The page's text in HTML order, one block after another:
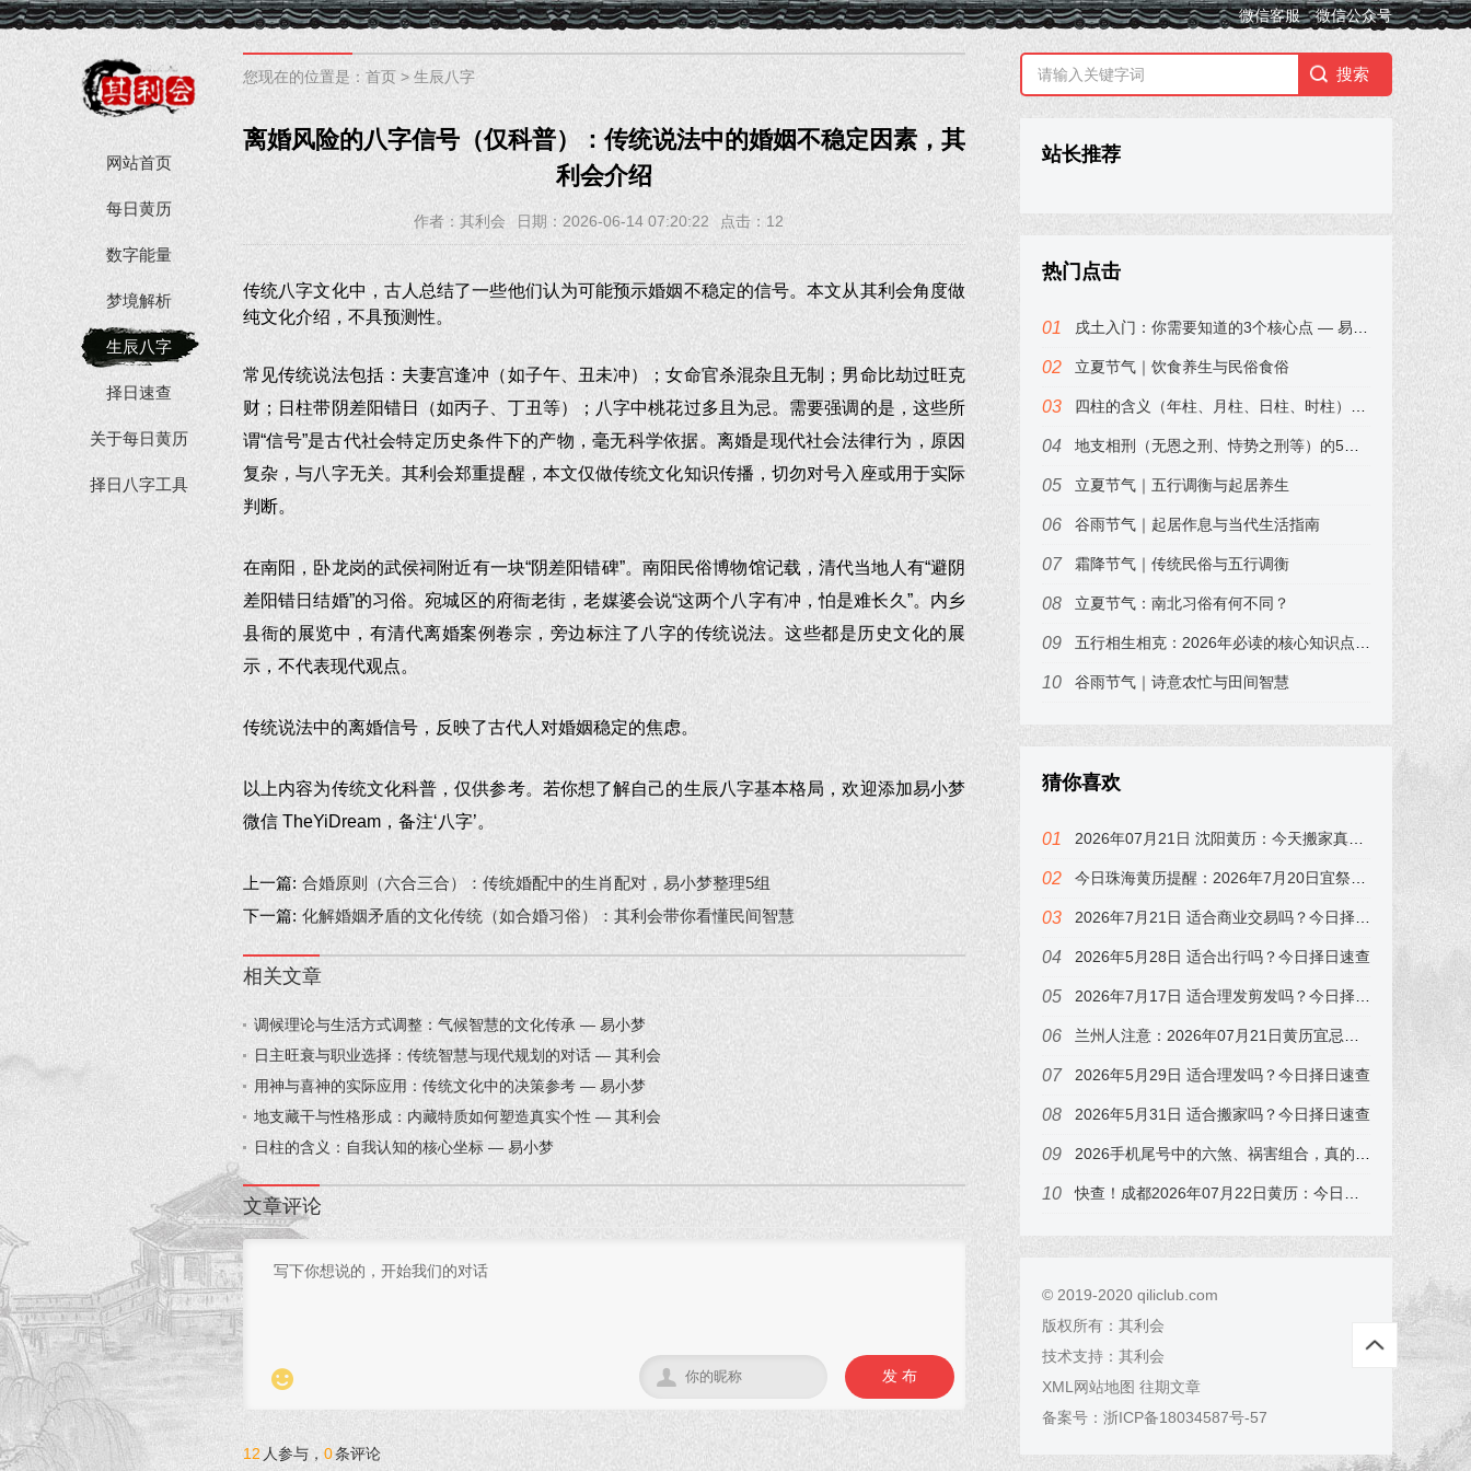
微信客服 微信公众号
网站首页
每日黄历
数字能量
梦境解析
生辰八字
择日速查
关于每日黄历
择日八字工具
您现在的位置是： 首页 > 生辰八字
离婚风险的八字信号（仅科普）：传统说法中的婚姻不稳定因素，其
利会介绍
作者：其利会 日期：2026-06-14 07:20:22 点击： 12
传统八字文化中，古人总结了一些他们认为可能预示婚姻不稳定的信号。本文从其利会角度做
纯文化介绍，不具预测性。
常见传统说法包括：夫妻宫逢冲（如子午、丑未冲）；女命官杀混杂且无制；男命比劫过旺克
财；日柱带阴差阳错日（如丙子、丁丑等）；八字中桃花过多且为忌。需要强调的是，这些所
谓“信号”是古代社会特定历史条件下的产物，毫无科学依据。离婚是现代社会法律行为，原因
复杂，与八字无关。其利会郑重提醒，本文仅做传统文化知识传播，切勿对号入座或用于实际
判断。
在南阳，卧龙岗的武侯祠附近有一块“阴差阳错碑”。南阳民俗博物馆记载，清代当地人有“避阴
差阳错日结婚”的习俗。宛城区的府衙老街，老媒婆会说“这两个八字有冲，怕是难长久”。内乡
县衙的展览中，有清代离婚案例卷宗，旁边标注了八字的传统说法。这些都是历史文化的展
示，不代表现代观点。
传统说法中的离婚信号，反映了古代人对婚姻稳定的焦虑。
以上内容为传统文化科普，仅供参考。若你想了解自己的生辰八字基本格局，欢迎添加易小梦
微信 TheYiDream，备注‘八字’。
上一篇: 合婚原则（六合三合）：传统婚配中的生肖配对，易小梦整理5组
下一篇: 化解婚姻矛盾的文化传统（如合婚习俗）：其利会带你看懂民间智慧
相关文章
调候理论与生活方式调整：气候智慧的文化传承 — 易小梦
日主旺衰与职业选择：传统智慧与现代规划的对话 — 其利会
用神与喜神的实际应用：传统文化中的决策参考 — 易小梦
地支藏干与性格形成：内藏特质如何塑造真实个性 — 其利会
日柱的含义：自我认知的核心坐标 — 易小梦
文章评论
 发 布

12 人参与， 0条评论
站长推荐
热门点击
戌土入门：你需要知道的3个核心点 — 易小梦
立夏节气｜饮食养生与民俗食俗
四柱的含义（年柱、月柱、日柱、时柱）——易小梦带你3分钟入门
地支相刑（无恩之刑、恃势之刑等）的5个经典说法 — 其利会
立夏节气｜五行调衡与起居养生
谷雨节气｜起居作息与当代生活指南
霜降节气｜传统民俗与五行调衡
立夏节气：南北习俗有何不同？
五行相生相克：2026年必读的核心知识点，易小梦为你划重点
谷雨节气｜诗意农忙与田间智慧
猜你喜欢
2026年07月21日 沈阳黄历：今天搬家真的好吗？属狗的注意了
今日珠海黄历提醒：2026年7月20日宜祭祀，冲鸡，下午子时最吉利
2026年7月21日 适合商业交易吗？今日择日速查，属兔的注意
2026年5月28日 适合出行吗？今日择日速查
2026年7月17日 适合理发剪发吗？今日择日速查，属猪的注意
兰州人注意：2026年07月21日黄历宜忌早知道，尤其属狗的
2026年5月29日 适合理发吗？今日择日速查
2026年5月31日 适合搬家吗？今日择日速查
2026手机尾号中的六煞、祸害组合，真的会影响你的感情与工作吗？
快查！成都2026年07月22日黄历：今日吉时在子时，错过可惜
© 2019-2020 qiliclub.com
版权所有： 其利会
技术支持： 其利会
XML网站地图 往期文章
备案号： 浙ICP备18034587号-57